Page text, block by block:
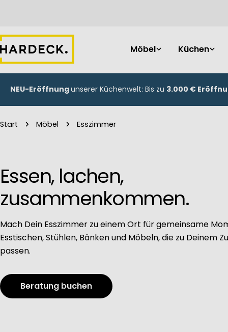
springen
Möbel Küchen
NEU-Eröffnungunserer Küchenwelt: Bis zu 3.000 €
Start Möbel Esszimmer
Essen, lachen,
zusammenkommen.
Mach Dein Esszimmer zu einem Ort für gemeinsame
Esstischen, Stühlen, Bänken und Möbeln, die zu Deinem
passen.
Beratung buchen